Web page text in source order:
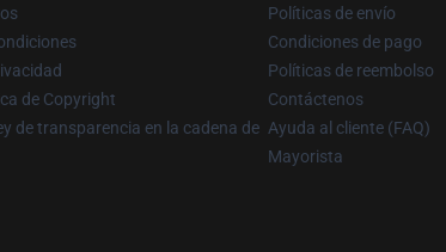
de Copyright
de transparencia en la cadena de
Políticas de envío
Condiciones de pago
Políticas de reembolso
Contáctenos
Ayuda al cliente (FAQ)
Mayorista